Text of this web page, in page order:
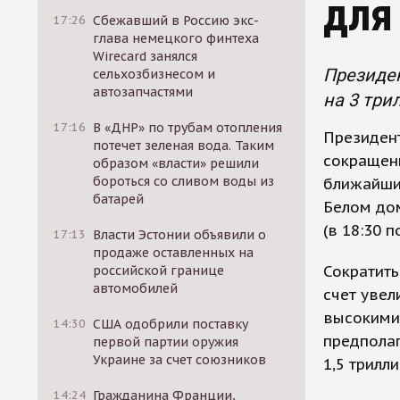
17:26 Сбежавший в Россию экс-
глава немецкого финтеха
Wirecard занялся
сельхозбизнесом и
автозапчастями
17:16 В «ДНР» по трубам отопления
потечет зеленая вода. Таким
образом «власти» решили
бороться со сливом воды из
батарей
17:13
Власти Эстонии объявили о
продаже оставленных на
российской границе
автомобилей
14:30 США одобрили поставку
первой партии оружия
Украине за счет союзников
14:24 Гражданина Франции,
на 3
Белом
(в 18:30
счет
1,5